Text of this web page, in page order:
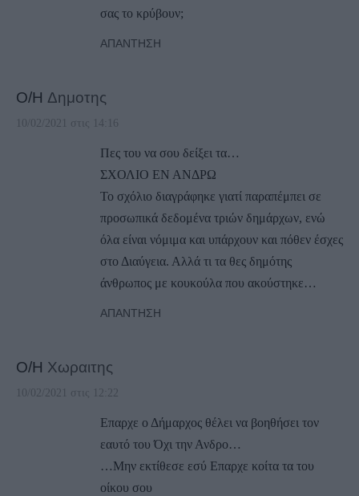
σας το κρύβουν;
ΑΠΆΝΤΗΣΗ
Ο/Η Δημοτης
10/02/2021 στις 14:16
Πες του να σου δείξει τα…
ΣΧΟΛΙΟ ΕΝ ΑΝΔΡΩ
Το σχόλιο διαγράφηκε γιατί παραπέμπει σε
προσωπικά δεδομένα τριών δημάρχων, ενώ
όλα είναι νόμιμα και υπάρχουν και πόθεν έσχες
στο Διαύγεια. Αλλά τι τα θες δημότης
άνθρωπος με κουκούλα που ακούστηκε…
ΑΠΆΝΤΗΣΗ
Ο/Η Χωραιτης
10/02/2021 στις 12:22
Επαρχε ο Δήμαρχος θέλει να βοηθήσει τον
εαυτό του Όχι την Ανδρο…
…Μην εκτίθεσε εσύ Επαρχε κοίτα τα του
οίκου σου